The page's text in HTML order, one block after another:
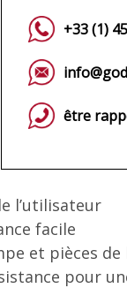
+33 (1)
être
l’utilisateur
facile
et pièces de
pour